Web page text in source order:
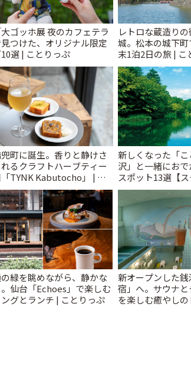
ゴッホ展 夜のカフェテラ
つけた、オリジナル限定
選 | ことりっぷ
レトロな蔵造り
城。松本の城下
末1泊2日の旅 | こ
町に誕生。香りと静けさ
るクラフトハーブティー
TYNK Kabutocho」 | こ
新しくなった「
沢」と一緒にお
スポット13選【
催中】 | ことりっ
緑を眺めながら、静かな
仙台「Echoes」で楽しむ
グとランチ | ことりっぷ
新オープンした
宿」へ。サウナ
を楽しむ癒やし